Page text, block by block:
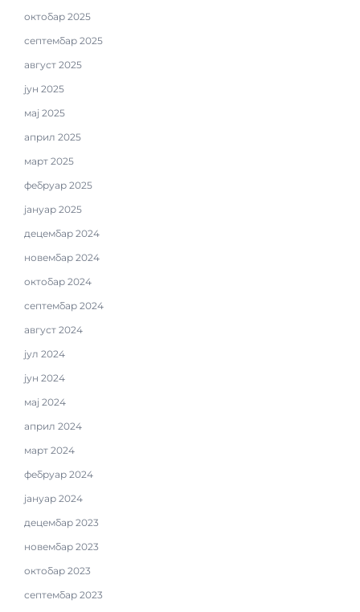
октобар 2025
септембар 2025
август 2025
јун 2025
мај 2025
април 2025
март 2025
фебруар 2025
јануар 2025
децембар 2024
новембар 2024
октобар 2024
септембар 2024
август 2024
јул 2024
јун 2024
мај 2024
април 2024
март 2024
фебруар 2024
јануар 2024
децембар 2023
новембар 2023
октобар 2023
септембар 2023